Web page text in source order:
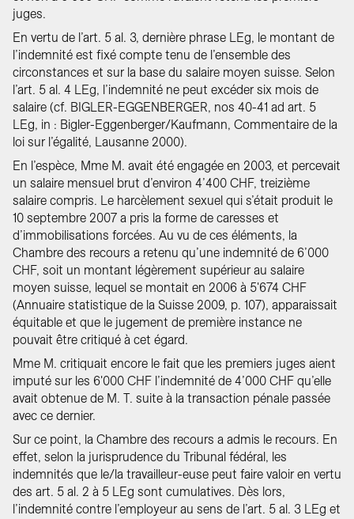
juges.
En vertu de l’art. 5 al. 3, dernière phrase LEg, le montant de
l’indemnité est fixé compte tenu de l’ensemble des
circonstances et sur la base du salaire moyen suisse. Selon
l’art. 5 al. 4 LEg, l’indemnité ne peut excéder six mois de
salaire (cf. BIGLER-EGGENBERGER, nos 40-41 ad art. 5
LEg, in : Bigler-Eggenberger/Kaufmann, Commentaire de la
loi sur l’égalité, Lausanne 2000).
En l’espèce, Mme M. avait été engagée en 2003, et percevait
un salaire mensuel brut d’environ 4’400 CHF, treizième
salaire compris. Le harcèlement sexuel qui s’était produit le
10 septembre 2007 a pris la forme de caresses et
d’immobilisations forcées. Au vu de ces éléments, la
Chambre des recours a retenu qu’une indemnité de 6’000
CHF, soit un montant légèrement supérieur au salaire
moyen suisse, lequel se montait en 2006 à 5'674 CHF
(Annuaire statistique de la Suisse 2009, p. 107), apparaissait
équitable et que le jugement de première instance ne
pouvait être critiqué à cet égard.
Mme M. critiquait encore le fait que les premiers juges aient
imputé sur les 6'000 CHF l’indemnité de 4’000 CHF qu’elle
avait obtenue de M. T. suite à la transaction pénale passée
avec ce dernier.
Sur ce point, la Chambre des recours a admis le recours. En
effet, selon la jurisprudence du Tribunal fédéral, les
indemnités que le/la travailleur-euse peut faire valoir en vertu
des art. 5 al. 2 à 5 LEg sont cumulatives. Dès lors,
l’indemnité contre l’employeur au sens de l’art. 5 al. 3 LEg et